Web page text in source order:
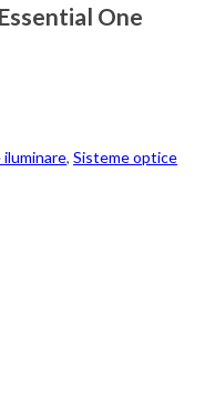
One
iluminare, Sisteme optice